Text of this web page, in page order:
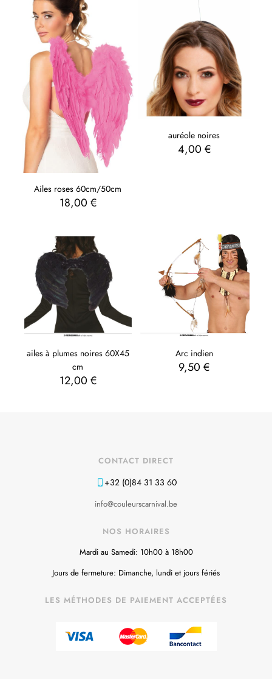
Ailes roses 60cm/50cm
18,00 €
auréole noires
4,00 €
ailes à plumes noires 60X45
cm
12,00 €
Arc indien
9,50 €
CONTACT DIRECT
+32 (0)84 31 33 60
info@couleurscarnival.be
NOS HORAIRES
Mardi au Samedi: 10h00 à 18h00
Jours de fermeture: Dimanche, lundi et jours fériés
LES MÉTHODES DE PAIEMENT ACCEPTÉES